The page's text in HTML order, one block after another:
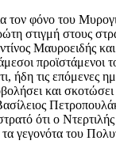
τον φόνο του
στιγμή στους
Μαυροειδής
προϊστάμενοι
ήδη τις επόμενες
και
ότι ο
γεγονότα του